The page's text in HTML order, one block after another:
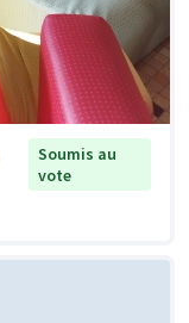
Soumis au
vote